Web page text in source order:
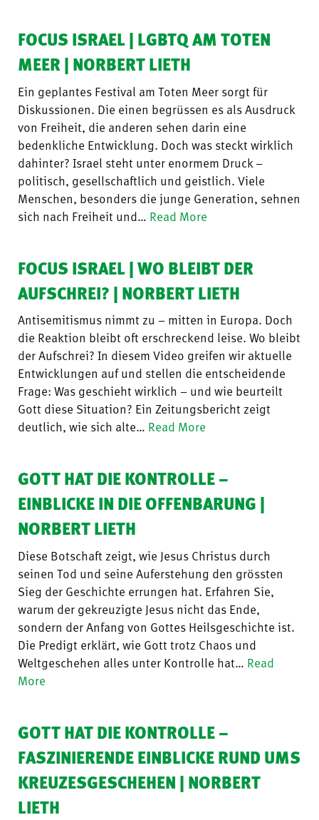
FOCUS ISRAEL | LGBTQ AM TOTEN
MEER | NORBERT LIETH
Ein geplantes Festival am Toten Meer sorgt für
Diskussionen. Die einen begrüssen es als Ausdruck
von Freiheit, die anderen sehen darin eine
bedenkliche Entwicklung. Doch was steckt wirklich
dahinter? Israel steht unter enormem Druck –
politisch, gesellschaftlich und geistlich. Viele
Menschen, besonders die junge Generation, sehnen
sich nach Freiheit und… Read More
FOCUS ISRAEL | WO BLEIBT DER
AUFSCHREI? | NORBERT LIETH
Antisemitismus nimmt zu – mitten in Europa. Doch
die Reaktion bleibt oft erschreckend leise. Wo bleibt
der Aufschrei? In diesem Video greifen wir aktuelle
Entwicklungen auf und stellen die entscheidende
Frage: Was geschieht wirklich – und wie beurteilt
Gott diese Situation? Ein Zeitungsbericht zeigt
deutlich, wie sich alte… Read More
GOTT HAT DIE KONTROLLE –
EINBLICKE IN DIE OFFENBARUNG |
NORBERT LIETH
Diese Botschaft zeigt, wie Jesus Christus durch
seinen Tod und seine Auferstehung den grössten
Sieg der Geschichte errungen hat. Erfahren Sie,
warum der gekreuzigte Jesus nicht das Ende,
sondern der Anfang von Gottes Heilsgeschichte ist.
Die Predigt erklärt, wie Gott trotz Chaos und
Weltgeschehen alles unter Kontrolle hat… Read
More
GOTT HAT DIE KONTROLLE –
FASZINIERENDE EINBLICKE RUND UMS
KREUZESGESCHEHEN | NORBERT
LIETH